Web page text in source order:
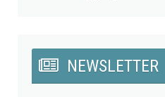
NEWSLETTER